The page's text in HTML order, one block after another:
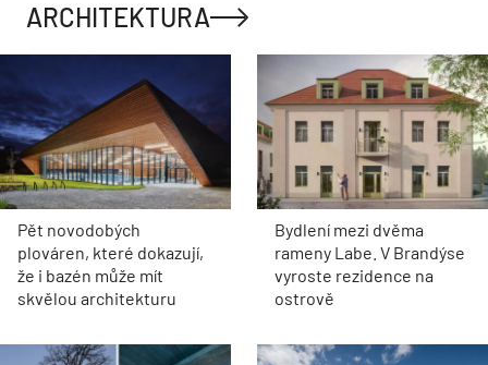
ARCHITEKTURA
Pět novodobých
plováren, které dokazují,
že i bazén může mít
skvělou architekturu
Bydlení mezi dvěma
rameny Labe. V Brandýse
vyroste rezidence na
ostrově